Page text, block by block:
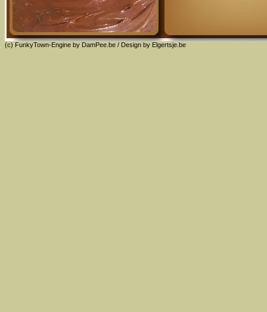
(c) FunkyTown-Engine by DamPee.be / Design by Elgertsje.be